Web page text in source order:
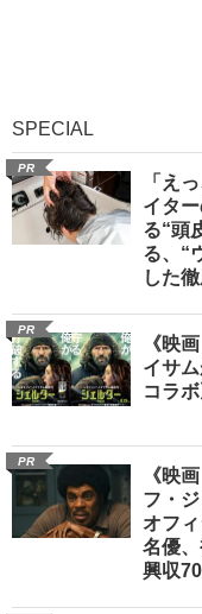
SPECIAL
PR
「え
イタ
る“頭
る、“
した
PR
《映
イサ
コラボ
PR
《映
フ・
オフ
名優
興収